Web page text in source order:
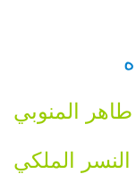
المنوبي
النسر الملكي